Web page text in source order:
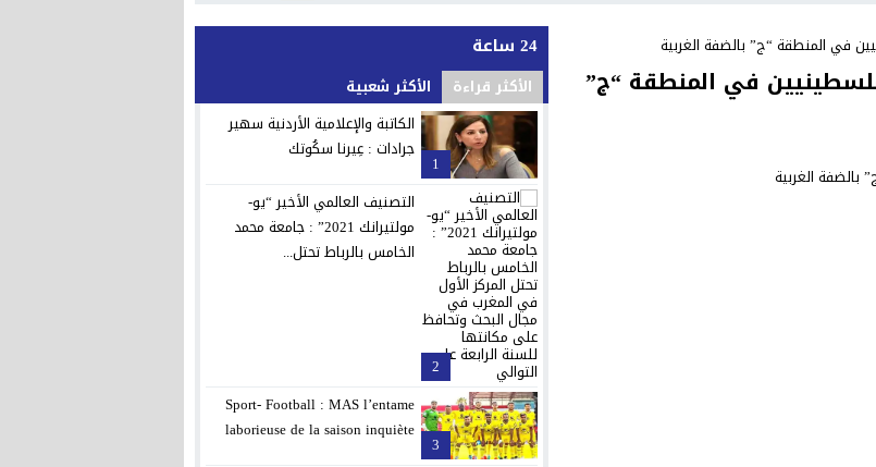
في المنطقة “ج” بالضفة الغربية
في المنطقة “ج”
24 ساعة
الأكثر قراءة الأكثر شعبية
1
الكاتبة والإعلامية الأردنية سهير
جرادات : عِيرنا سكُوتك
2
التصنيف العالمي الأخير “يو-
مولتيرانك 2021” : جامعة محمد
الخامس بالرباط تحتل...
3
Sport- Football : MAS l’entame
laborieuse de la saison inquiète